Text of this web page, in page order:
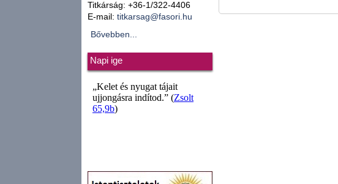
Titkárság: +36-1/322-4406
E-mail: titkarsag@fasori.hu
Bővebben...
Napi ige